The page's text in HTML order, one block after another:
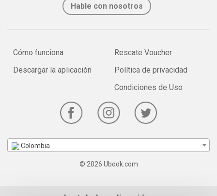
Hable con nosotros
Cómo funciona
Descargar la aplicación
Rescate Voucher
Política de privacidad
Condiciones de Uso
Colombia
© 2026 Ubook.com